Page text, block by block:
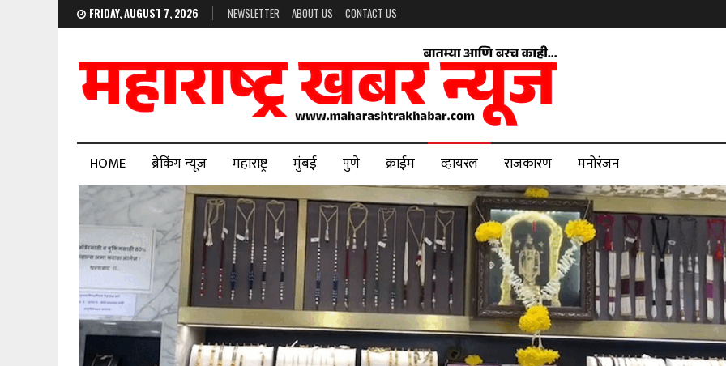
FRIDAY, AUGUST 7, 2026 NEWSLETTER ABOUT US CONTACT US
HOME ब्रेकिंग न्यूज महाराष्ट्र मुंबई पुणे क्राईम व्हायरल राजकारण मनोरंजन